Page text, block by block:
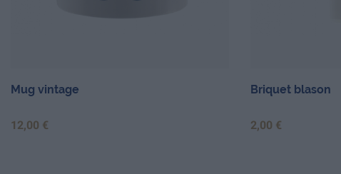
Mug vintage
Prix
12,00 €
Briquet blason
Prix
2,00 €